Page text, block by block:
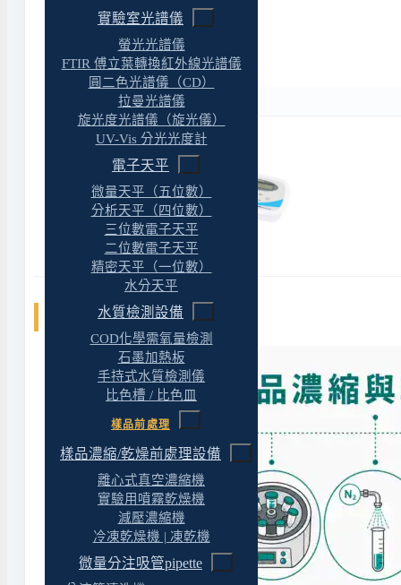
實驗室光譜儀
螢光光譜儀
FTIR 傅立葉轉換紅外線光譜儀
圓二色光譜儀（CD）
拉曼光譜儀
旋光度光譜儀（旋光儀）
UV-Vis 分光光度計
電子天平
微量天平（五位數）
分析天平（四位數）
三位數電子天平
二位數電子天平
精密天平（一位數）
水分天平
水質檢測設備
COD化學需氧量檢測
石墨加熱板
手持式水質檢測儀
比色槽 / 比色皿
樣品前處理
樣品濃縮/乾燥前處理設備
離心式真空濃縮機
實驗用噴霧乾燥機
減壓濃縮機
冷凍乾燥機 | 凍乾機
微量分注吸管pipette
相關文章